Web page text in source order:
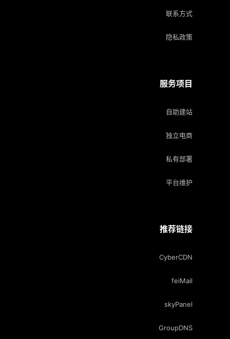
联系方式
隐私政策
服务项目
自助建站
独立电商
私有部署
平台维护
推荐链接
CyberCDN
feiMail
skyPanel
GroupDNS